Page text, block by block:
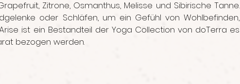
Zitrone, Osmanthus, Melisse und Sibirische Tanne.
oder Schläfen, um ein Gefühl von Wohlbefinden,
ist ein Bestandteil der Yoga Collection von doTerra es
bezogen werden.